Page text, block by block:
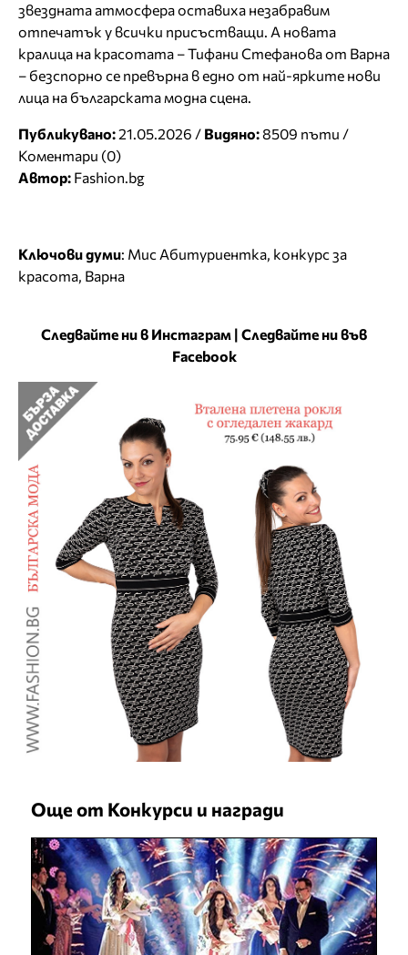
звездната атмосфера оставиха незабравим
отпечатък у всички присъстващи. А новата
кралица на красотата – Тифани Стефанова от Варна
– безспорно се превърна в едно от най-ярките нови
лица на българската модна сцена.
Публикувано:21.05.2026 / Видяно:8509 пъти /
Коментари (0)
Автор: Fashion.bg
Ключови думи: Мис Абитуриентка, конкурс за
красота, Варна
Следвайте ни в Инстаграм | Следвайте ни във
Facebook
Още от Конкурси и награди